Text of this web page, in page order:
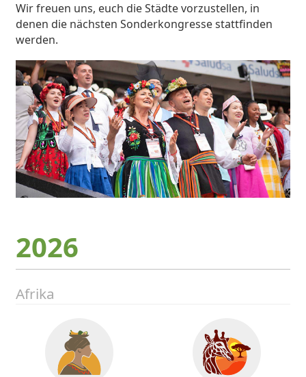
Wir freuen uns, euch die Städte vorzustellen, in
denen die nächsten Sonderkongresse stattfinden
werden.
2026
Afrika